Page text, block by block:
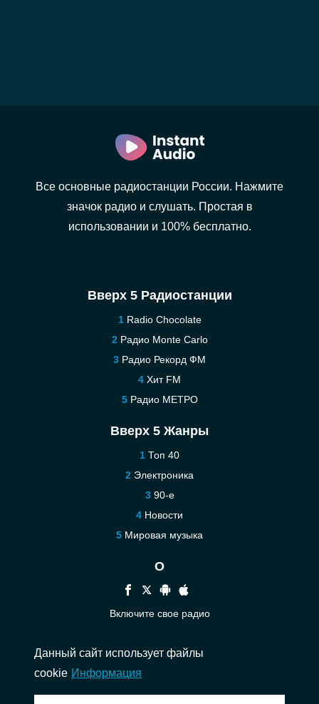
Все основные радиостанции России. Нажмите
значок радио и слушать. Простая в
использовании и 100% бесплатно.
Вверх 5 Радиостанции
Radio Chocolate
Радио Monte Carlo
Радио Рекорд ФМ
Хит FM
Радио МЕТРО
Вверх 5 Жанры
Топ 40
Электроника
90-е
Новости
Мировая музыка
О
Включите свое радио
Связаться
Данный сайт использует файлы
cookie Информация